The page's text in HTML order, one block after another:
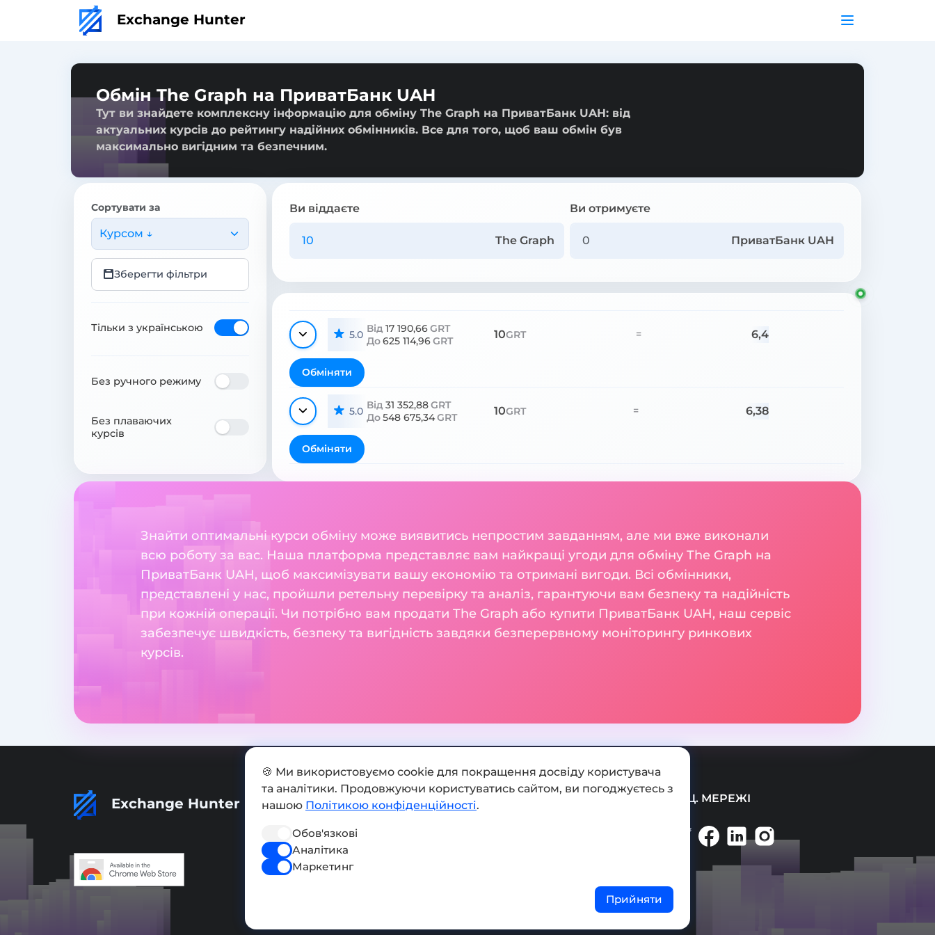
Exchange Hunter
Обмін The Graph на ПриватБанк UAH
Тут ви знайдете комплексну інформацію для обміну The Graph на ПриватБанк UAH: від
актуальних курсів до рейтингу надійних обмінників. Все для того, щоб ваш обмін був
максимально вигідним та безпечним.
Сортувати за
Курсом ↓
Зберегти фільтри
Тільки з українською
Без ручного режиму
Без плаваючих
курсів
Ви віддаєте
The Graph
Ви отримуєте
ПриватБанк UAH
5.0 Від 17 190,66GRT
До625 114,96GRT 10GRT = 6,4
Обміняти
5.0 Від 31 352,88GRT
До548 675,34GRT 10GRT = 6,38
Обміняти
Знайти оптимальні курси обміну може виявитись непростим завданням, але ми вже виконали
всю роботу за вас. Наша платформа представляє вам найкращі угоди для обміну The Graph на
ПриватБанк UAH, щоб максимізувати вашу економію та отримані вигоди. Всі обмінники,
представлені у нас, пройшли ретельну перевірку та аналіз, гарантуючи вам безпеку та надійність
при кожній операції. Чи потрібно вам продати The Graph або купити ПриватБанк UAH, наш сервіс
забезпечує швидкість, безпеку та вигідність завдяки безперервному моніторингу ринкових
курсів.
Exchange Hunter Додати обмінник
Політика конфіденційності
СОЦ. МЕРЕЖІ
🍪 Ми використовуємо cookie для покращення досвіду користувача
та аналітики. Продовжуючи користуватись сайтом, ви погоджуєтесь з
нашою Політикою конфіденційності.
Обов'язкові
Аналітика
Маркетинг
Прийняти